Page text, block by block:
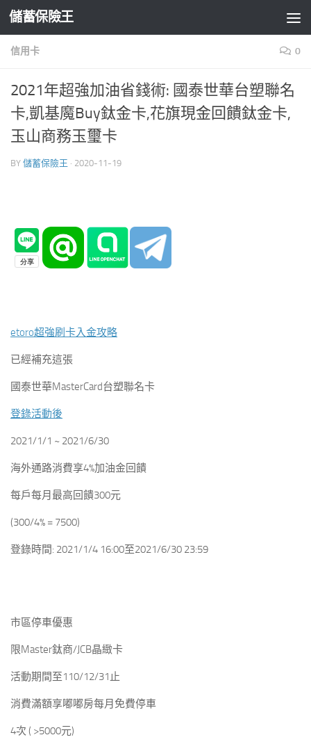
Skip to content
儲蓄保險王
信用卡 0
2021年超強加油省錢術: 國泰世華台塑聯名
卡,凱基魔Buy鈦金卡,花旗現金回饋鈦金卡,
玉山商務玉璽卡
BY 儲蓄保險王 · 2020-11-19
etoro超強刷卡入金攻略
已經補充這張
國泰世華MasterCard台塑聯名卡
登錄活動後
2021/1/1 ~ 2021/6/30
海外通路消費享4%加油金回饋
每戶每月最高回饋300元
(300/4% = 7500)
登錄時間: 2021/1/4 16:00至2021/6/30 23:59
市區停車優惠
限Master鈦商/JCB晶緻卡
活動期間至110/12/31止
消費滿額享嘟嘟房每月免費停車
4次 ( >5000元)